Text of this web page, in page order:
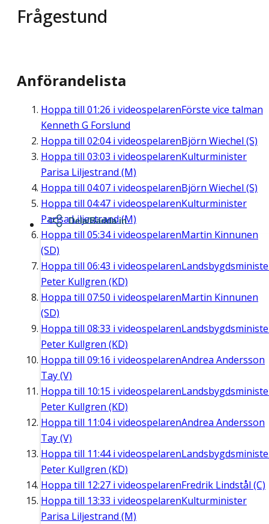
Frågestund
Anförandelista
Hoppa till 01:26 i videospelarenFörste vice talman
Kenneth G Forslund
Hoppa till 02:04i videospelarenBjörn Wiechel (S)
Hoppa till 03:03 i videospelarenKulturminister
Parisa Liljestrand (M)
Hoppa till 04:07 i videospelarenBjörn Wiechel (S)
Hoppa till 04:47 i videospelarenKulturminister
Parisa Liljestrand (M)
Hoppa till 05:34i videospelarenMartin Kinnunen
(SD)
Hoppa till 06:43 i videospelaren
Peter Kullgren (KD)
Hoppa till 07:50 i videospelarenMartin Kinnunen
(SD)
Hoppa till 08:33 i videospelaren
Peter Kullgren (KD)
Hoppa till 09:16 i videospelarenAndrea Andersson
Tay (V)
Hoppa till 10:15 i videospelaren
Peter Kullgren (KD)
Hoppa till 11:04i videospelarenAndrea Andersson
Tay (V)
Hoppa till 11:44i videospelaren
Peter Kullgren (KD)
Hoppa till 12:27 i videospelarenFredrik Lindstål (C)
Hoppa till 13:33 i videospelarenKulturminister
Parisa Liljestrand (M)
Dela/Bädda in